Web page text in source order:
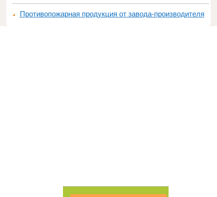
Противопожарная продукция от завода-производителя